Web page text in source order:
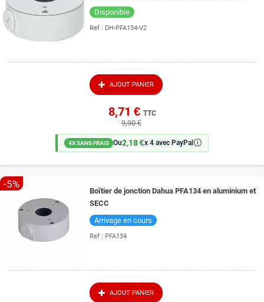
Dahua
Disponible
Ref : DH-PFA134-V2
AJOUT PANIER
8,71 € TTC
9,90 €
4X SANS FRAIS Ou2,18 €x 4 avec PayPal 🛈
-5%
Boîtier de jonction Dahua PFA134 en aluminium et
SECC
Arrivage en cours
Ref : PFA134
AJOUT PANIER